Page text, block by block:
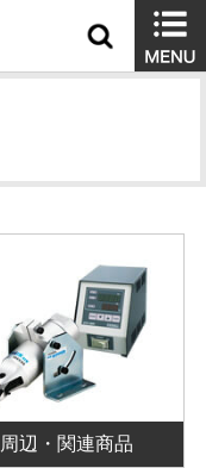
周辺・関連商品